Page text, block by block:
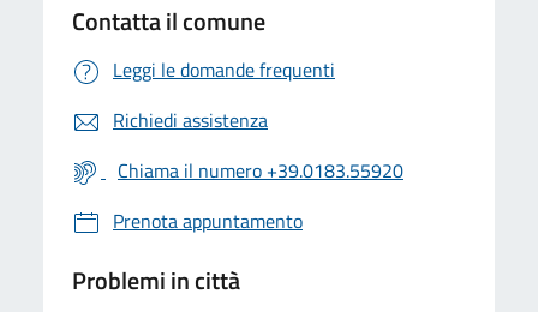
Contatta il comune
Leggi le domande frequenti
Richiedi assistenza
Chiama il numero +39.0183.55920
Prenota appuntamento
Problemi in città